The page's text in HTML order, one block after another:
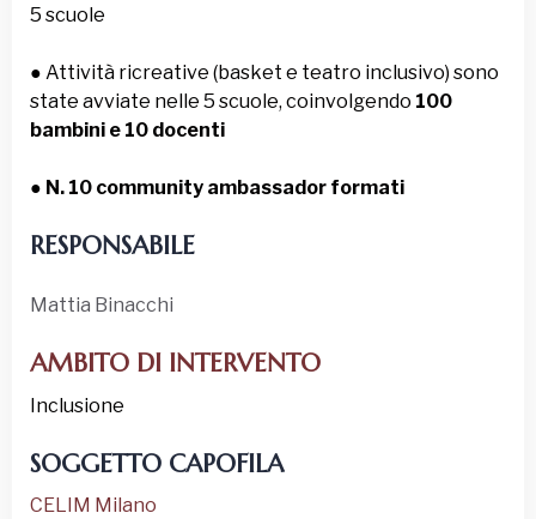
5 scuole
● Attività ricreative (basket e teatro inclusivo) sono
state avviate nelle 5 scuole, coinvolgendo 100
bambini e 10 docenti
● N. 10 community ambassador formati
RESPONSABILE
Mattia Binacchi
AMBITO DI INTERVENTO
Inclusione
SOGGETTO CAPOFILA
CELIM Milano